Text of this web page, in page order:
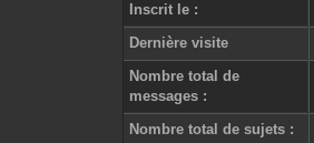
Inscrit le :
Dernière visite
Nombre total de
messages :
Nombre total de sujets :